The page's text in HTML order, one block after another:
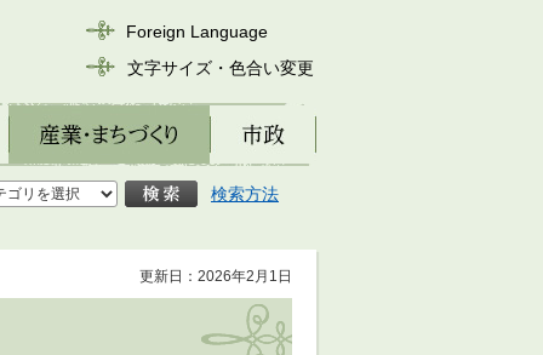
Foreign Language
文字サイズ・色合い変更
産業・まちづくり 市政
検索方法
更新日：2026年2月1日